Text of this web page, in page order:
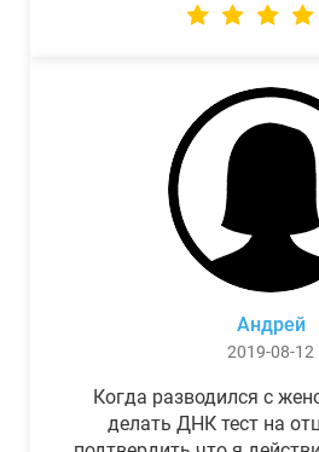
Андрей
2019-08-12
Когда разводился с
делать ДНК тест на